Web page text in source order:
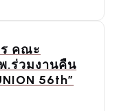
คณะ
.ร่วมงานคืน
56th”